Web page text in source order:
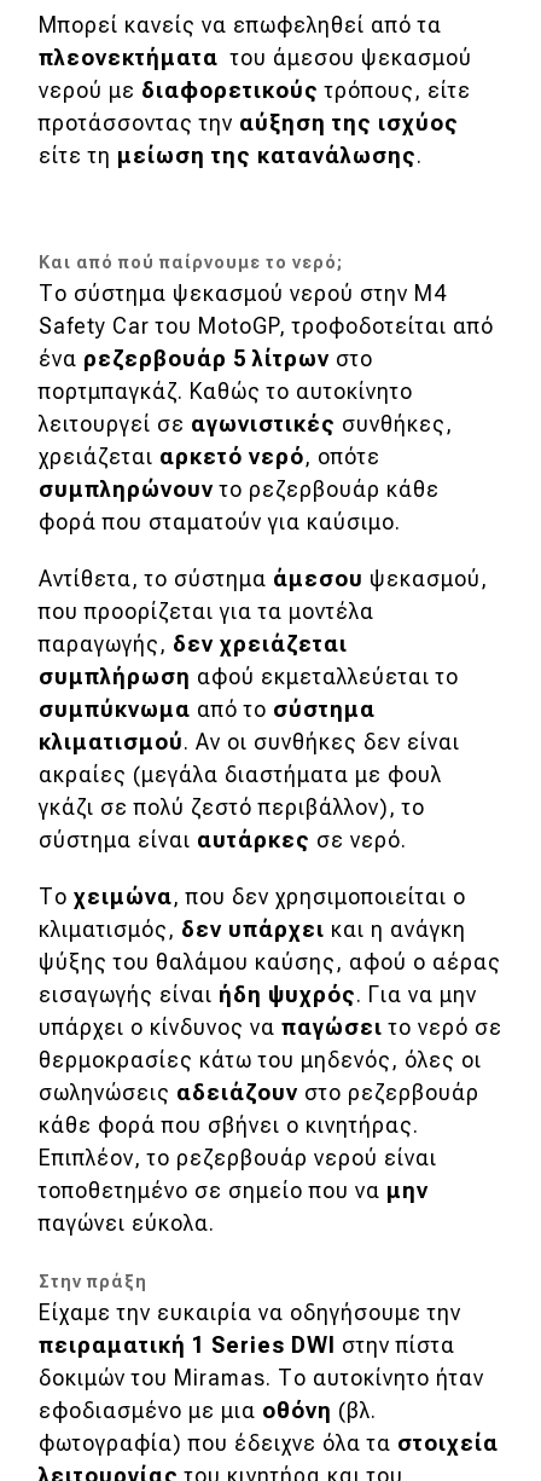
Μπορεί κανείς να επωφεληθεί από τα
πλεονεκτήματα του άμεσου ψεκασμού
νερού με διαφορετικούς τρόπους, είτε
προτάσσοντας την αύξηση της ισχύος
είτε τη μείωση της κατανάλωσης.
Και από πού παίρνουμε το νερό;
Το σύστημα ψεκασμού νερού στην M4
Safety Car του MotoGP, τροφοδοτείται από
ένα ρεζερβουάρ 5 λίτρων στο
πορτμπαγκάζ. Καθώς το αυτοκίνητο
λειτουργεί σε αγωνιστικές συνθήκες,
χρειάζεται αρκετό νερό, οπότε
συμπληρώνουντο ρεζερβουάρ κάθε
φορά που σταματούν για καύσιμο.
Αντίθετα, το σύστημα άμεσου ψεκασμού,
που προορίζεται για τα μοντέλα
παραγωγής, δεν χρειάζεται
συμπλήρωση αφού εκμεταλλεύεται το
συμπύκνωμα από το σύστημα
κλιματισμού. Αν οι συνθήκες δεν είναι
ακραίες (μεγάλα διαστήματα με φουλ
γκάζι σε πολύ ζεστό περιβάλλον), το
σύστημα είναι αυτάρκες σε νερό.
Το χειμώνα, που δεν χρησιμοποιείται ο
κλιματισμός, δεν υπάρχει και η ανάγκη
ψύξης του θαλάμου καύσης, αφού ο αέρας
εισαγωγής είναι ήδη ψυχρός. Για να μην
υπάρχει ο κίνδυνος να παγώσει το νερό σε
θερμοκρασίες κάτω του μηδενός, όλες οι
σωληνώσεις αδειάζουν στο ρεζερβουάρ
κάθε φορά που σβήνει ο κινητήρας.
Επιπλέον, το ρεζερβουάρ νερού είναι
τοποθετημένο σε σημείο που να μην
παγώνει εύκολα.
Στην πράξη
Είχαμε την ευκαιρία να οδηγήσουμε την
πειραματική 1 Series DWI
στην πίστα
δοκιμών του Miramas. Το αυτοκίνητο ήταν
εφοδιασμένο με μια οθόνη (βλ.
φωτογραφία) που έδειχνε όλα τα στοιχεία
λειτουργίας του κινητήρα και του